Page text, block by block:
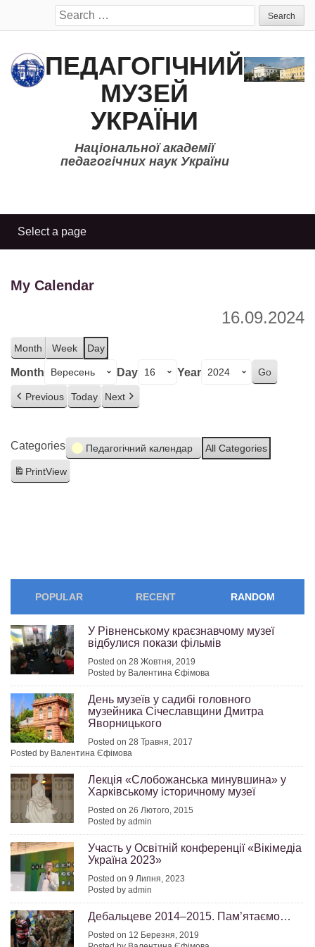
Search
for:
ПЕДАГОГІЧНИЙ
МУЗЕЙ
УКРАЇНИ
Національної академії
педагогічних наук України
My Calendar
16.09.2024
Month Week Day
Month Day Year
Previous Today Next
Categories Педагогічний календар All Categories
PrintView
POPULAR RECENT RANDOM
У Рівненському краєзнавчому музеї
відбулися покази фільмів
Posted on 28 Жовтня, 2019
Posted by Валентина Єфімова
День музеїв у садибі головного
музейника Січеславщини Дмитра
Яворницького
Posted on 28 Травня, 2017
Posted by Валентина Єфімова
Лекція «Слобожанська минувшина» у
Харківському історичному музеї
Posted on 26 Лютого, 2015
Posted by admin
Участь у Освітній конференції «Вікімедіа
Україна 2023»
Posted on 9 Липня, 2023
Posted by admin
Дебальцеве 2014–2015. Пам’ятаємо…
Posted on 12 Березня, 2019